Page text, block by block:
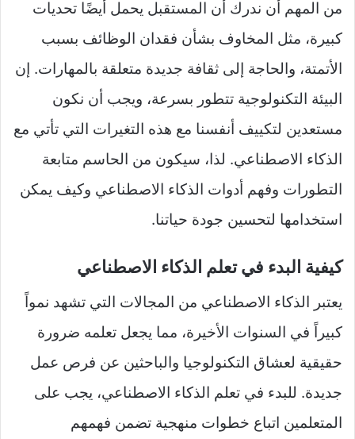
من المهم أن ندرك أن المستقبل يحمل أيضًا تحديات
كبيرة، مثل المخاوف بشأن فقدان الوظائف بسبب
الأتمتة، والحاجة إلى ثقافة جديدة متعلقة بالمهارات. إن
البيئة التكنولوجية تتطور بسرعة، ويجب أن نكون
مستعدين لتكييف أنفسنا مع هذه التغيرات التي تأتي مع
الذكاء الاصطناعي. لذا، سيكون من الحاسم متابعة
التطورات وفهم أدوات الذكاء الاصطناعي وكيف يمكن
استخدامها لتحسين جودة حياتنا.
كيفية البدء في تعلم الذكاء الاصطناعي
يعتبر الذكاء الاصطناعي من المجالات التي تشهد نمواً
كبيراً في السنوات الأخيرة، مما يجعل تعلمه ضرورة
حقيقية لعشاق التكنولوجيا والباحثين عن فرص عمل
جديدة. للبدء في تعلم الذكاء الاصطناعي، يجب على
المتعلمين اتباع خطوات منهجية تضمن فهمهم